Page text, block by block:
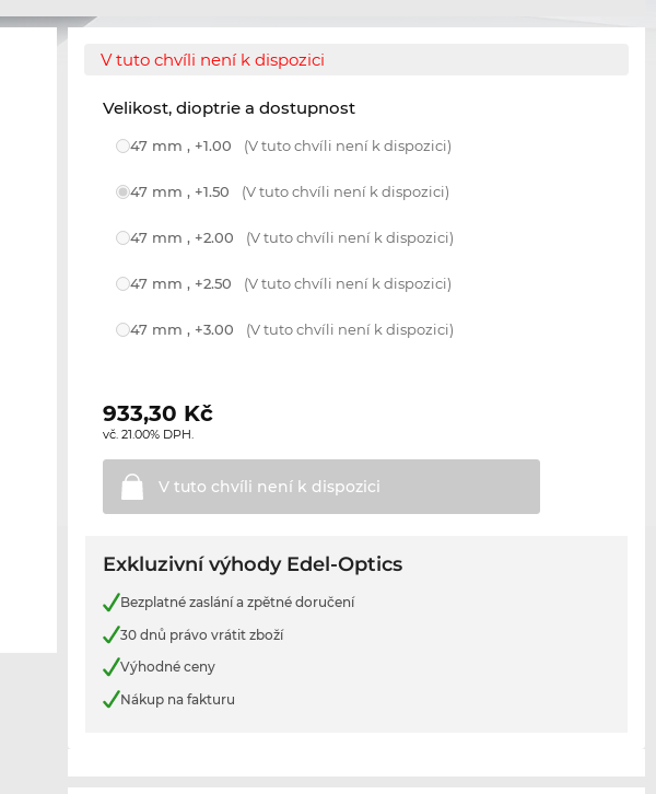
V tuto chvíli není k dispozici
Velikost, dioptrie a dostupnost
47 mm , +1.00 (V tuto chvíli není k dispozici)
47 mm , +1.50 (V tuto chvíli není k dispozici)
47 mm , +2.00 (V tuto chvíli není k dispozici)
47 mm , +2.50 (V tuto chvíli není k dispozici)
47 mm , +3.00 (V tuto chvíli není k dispozici)
933,30 Kč
vč. 21.00% DPH.
V tuto chvíli není k dispozici
Exkluzivní výhody Edel-Optics
Bezplatné zaslání a zpětné doručení
30 dnů právo vrátit zboží
Výhodné ceny
Nákup na fakturu